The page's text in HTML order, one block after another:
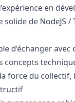
en
solide de NodeJS /
d’échanger
concepts
force du